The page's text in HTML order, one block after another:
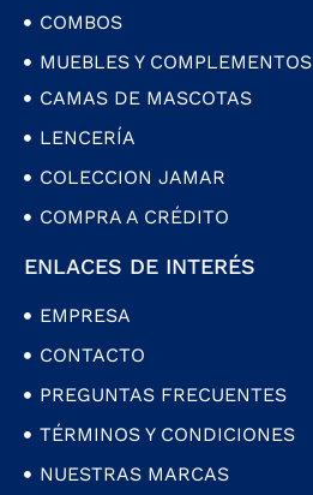
COMBOS
MUEBLES Y COMPLEMENTOS
CAMAS DE MASCOTAS
LENCERÍA
COLECCION JAMAR
COMPRA A CRÉDITO
ENLACES DE INTERÉS
EMPRESA
CONTACTO
PREGUNTAS FRECUENTES
TÉRMINOS Y CONDICIONES
NUESTRAS MARCAS